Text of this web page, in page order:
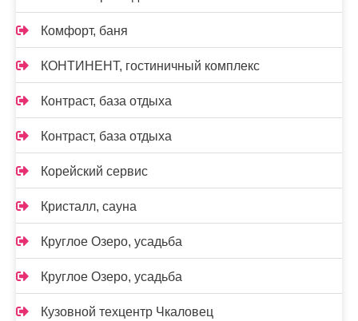
Комфорт, баня
КОНТИНЕНТ, гостиничный комплекс
Контраст, база отдыха
Контраст, база отдыха
Корейский сервис
Кристалл, сауна
Круглое Озеро, усадьба
Круглое Озеро, усадьба
Кузовной техцентр Чкаловец